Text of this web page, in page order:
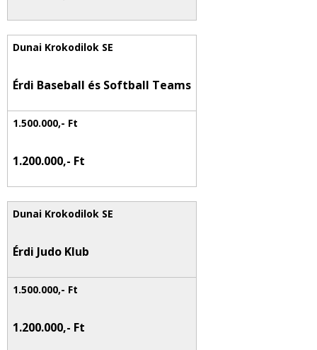
Érdi Baseball és Softball Teams
1.200.000,- Ft
Érdi Judo Klub
1.200.000,- Ft